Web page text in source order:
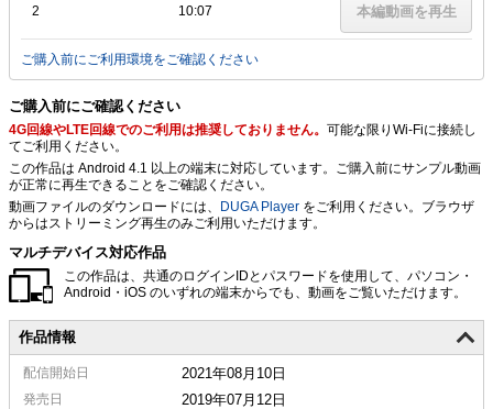
2 10:07 本編動画を再生
ご購入前にご利用環境をご確認ください
ご購入前にご確認ください
4G回線やLTE回線でのご利用は推奨しておりません。 可能な限りWi-Fiに接続し
てご利用ください。
この作品は Android 4.1 以上の端末に対応しています。ご購入前にサンプル動画
が正常に再生できることをご確認ください。
動画ファイルのダウンロードには、 DUGA Player をご利用ください。ブラウザ
からはストリーミング再生のみご利用いただけます。
マルチデバイス対応作品
この作品は、共通のログインIDとパスワードを使用して、パソコン・
Android・iOS のいずれの端末からでも、動画をご覧いただけます。
作品情報
配信開始日 2021年08月10日
発売日 2019年07月12日